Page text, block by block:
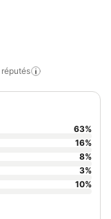
réputés
63%
16%
8%
3%
10%